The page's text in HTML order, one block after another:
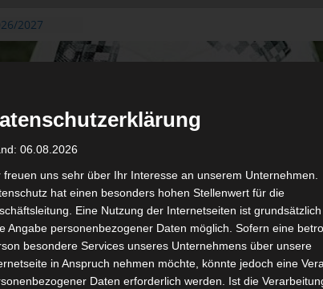
Soliman
zu
2027
aus der
der ersten 15
2027
19./20.
06.08.2026
freuen uns sehr über Ihr Interesse an unserem Unternehmen.
hat einen besonders hohen Stellenwert für die
Eine Nutzung der Internetseiten ist
Angabe personenbezogener Daten möglich. Sofern eine
besondere Services unseres Unternehmens über unsere
in Anspruch nehmen möchte, könnte jedoch eine
Daten erforderlich werden. Ist die